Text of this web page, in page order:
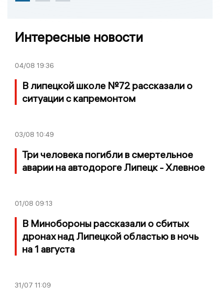
Интересные новости
04/08 19:36
В липецкой школе №72 рассказали о
ситуации с капремонтом
03/08 10:49
Три человека погибли в смертельное
аварии на автодороге Липецк - Хлевное
01/08 09:13
В Минобороны рассказали о сбитых
дронах над Липецкой областью в ночь
на 1 августа
31/07 11:09